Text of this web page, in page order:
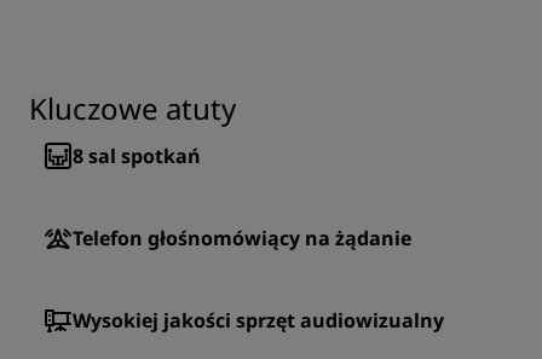
Kluczowe atuty
8sal spotkań
Telefon głośnomówiący na żądanie
Wysokiej jakości sprzęt audiowizualny